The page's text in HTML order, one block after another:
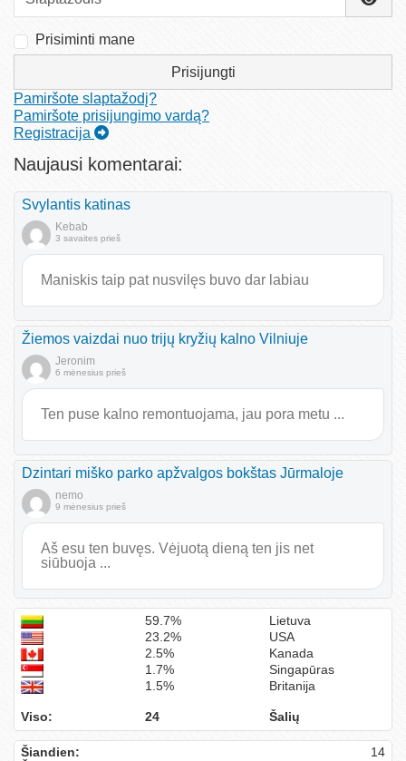
Prisiminti mane
Prisijungti
Pamiršote slaptažodį?
Pamiršote prisijungimo vardą?
Registracija
Naujausi komentarai:
Svylantis katinas
Kebab
3 savaites prieš
Maniskis taip pat nusvilęs buvo dar labiau
Žiemos vaizdai nuo trijų kryžių kalno Vilniuje
Jeronim
6 mėnesius prieš
Ten puse kalno remontuojama, jau pora metu ...
Dzintari miško parko apžvalgos bokštas Jūrmaloje
nemo
9 mėnesius prieš
Aš esu ten buvęs. Vėjuotą dieną ten jis net
siūbuoja ...
59.7%
Lietuva
23.2%
USA
2.5%
Kanada
1.7%
Singapūras
1.5%
Britanija
Viso: 24 Šalių
Šiandien:
14